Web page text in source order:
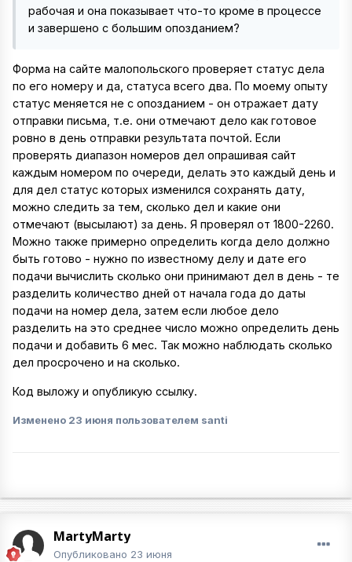
рабочая и она показывает что-то кроме в процессе
и завершено с большим опозданием?
Форма на сайте малопольского проверяет статус дела
по его номеру и да, статуса всего два. По моему опыту
статус меняется не с опозданием - он отражает дату
отправки письма, т.е. они отмечают дело как готовое
ровно в день отправки результата почтой. Если
проверять диапазон номеров дел опрашивая сайт
каждым номером по очереди, делать это каждый день и
для дел статус которых изменился сохранять дату,
можно следить за тем, сколько дел и какие они
отмечают (высылают) за день. Я проверял от 1800-2260.
Можно также примерно определить когда дело должно
быть готово - нужно по известному делу и дате его
подачи вычислить сколько они принимают дел в день - те
разделить количество дней от начала года до даты
подачи на номер дела, затем если любое дело
разделить на это среднее число можно определить день
подачи и добавить 6 мес. Так можно наблюдать сколько
дел просрочено и на сколько.
Код выложу и опубликую ссылку.
Изменено 23 июня пользователем santi
MartyMarty
Опубликовано 23 июня